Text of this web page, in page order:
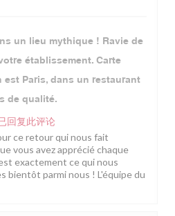
un lieu mythique ! Ravie de
établissement. Carte
est Paris, dans un restaurant
de qualité.
回复此评论
ce retour qui nous fait
vous avez apprécié chaque
exactement ce qui nous
bientôt parmi nous ! L'équipe du